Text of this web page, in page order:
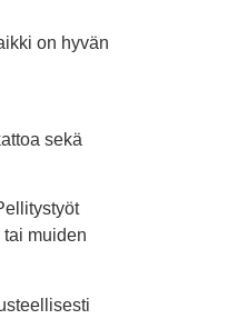
on hyvän
sekä
muiden